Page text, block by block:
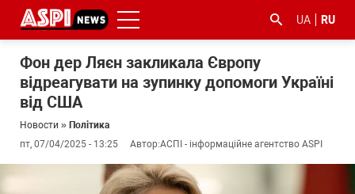
UA RU
Фон дер Ляєн закликала Європу
відреагувати на зупинку допомоги Україні
від США
Новости » Політика
пт, 07/04/2025 - 13:25
Автор:АСПІ - інформаційне агентство ASPI
#ООС
#боротьба
#гфс #Киев